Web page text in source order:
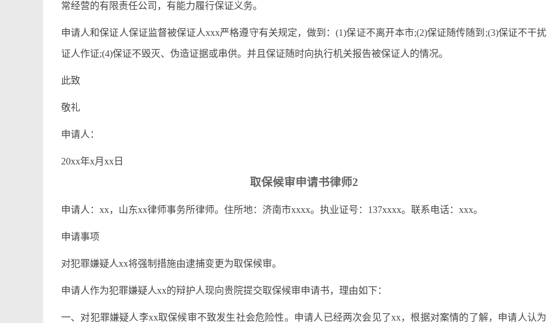
常经营的有限责任公司，有能力履行保证义务。
申请人和保证人保证监督被保证人xxx严格遵守有关规定，做到：(1)保证不离开本市;(2)保证随传随到;(3)保证不干扰
证人作证;(4)保证不毁灭、伪造证据或串供。并且保证随时向执行机关报告被保证人的情况。
此致
敬礼
申请人：
20xx年x月xx日
取保候审申请书律师2
申请人：xx，山东xx律师事务所律师。住所地：济南市xxxx。执业证号：137xxxx。联系电话：xxx。
申请事项
对犯罪嫌疑人xx将强制措施由逮捕变更为取保候审。
申请人作为犯罪嫌疑人xx的辩护人现向贵院提交取保候审申请书，理由如下：
一、对犯罪嫌疑人李xx取保候审不致发生社会危险性。申请人已经两次会见了xx，根据对案情的了解，申请人认为